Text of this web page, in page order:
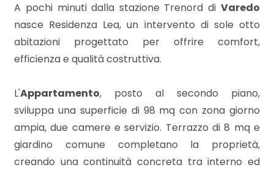
A pochi minuti dalla stazione Trenord di Varedo
nasce Residenza Lea, un intervento di sole otto
abitazioni progettato per offrire comfort,
efficienza e qualità costruttiva.
L'Appartamento, posto al secondo piano,
sviluppa una superficie di 98 mq con zona giorno
ampia, due camere e servizio. Terrazzo di 8 mq e
giardino comune completano la proprietà,
creando una continuità concreta tra interno ed
Totale
mq
Locali
minimi